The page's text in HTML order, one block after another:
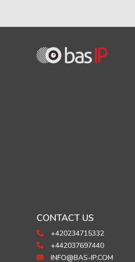
CONTACT US
+420234715332
+442037697440
INFO@BAS-IP.COM